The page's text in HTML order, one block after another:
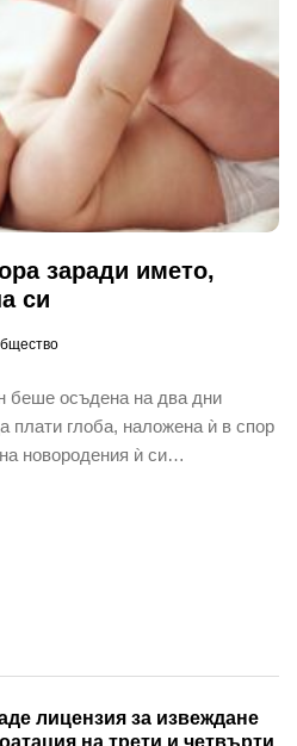
заради името,
си
беше осъдена на два дни
плати глоба, наложена ѝ в спор
новородения ѝ си…
лицензия за извеждане
на трети и четвърти